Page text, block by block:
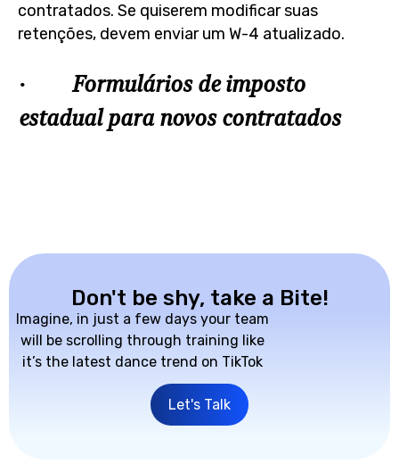
contratados. Se quiserem modificar suas
retenções, devem enviar um W-4 atualizado.
· Formulários de imposto
estadual para novos contratados
Don't be shy, take a Bite!
Imagine, in just a few days your team
will be scrolling through training like
it’s the latest dance trend on TikTok
Let's Talk